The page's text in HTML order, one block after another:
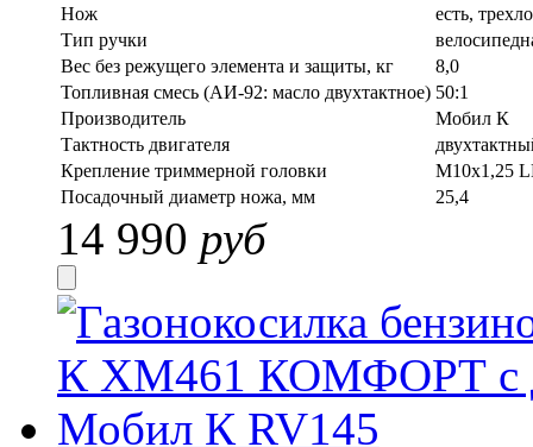
Нож
есть,
Тип ручки
Вес без режущего элемента и защиты, кг
8,0
Топливная смесь (АИ-92: масло двухтактное) 50:1
Производитель
Мобил К
Тактность двигателя
Крепление триммерной головки
M10x1,25
Посадочный диаметр ножа, мм
25,4
14 990 руб